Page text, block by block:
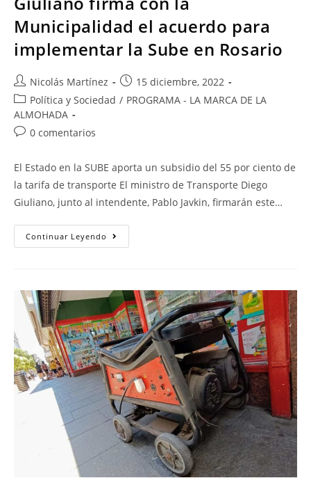
Municipalidad el acuerdo para
implementar la Sube en Rosario
Nicolás Martínez
15 diciembre, 2022
Política y Sociedad / PROGRAMA - LA MARCA DE LA
ALMOHADA
0 comentarios
El Estado en la SUBE aporta un subsidio del 55 por ciento de
la tarifa de transporte El ministro de Transporte Diego
Giuliano, junto al intendente, Pablo Javkin, firmarán este…
Continuar Leyendo